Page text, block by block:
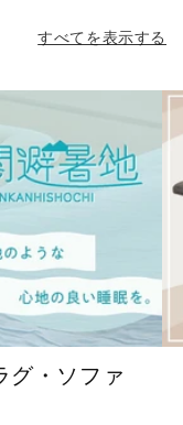
すべてを表示する
グ・ソファ